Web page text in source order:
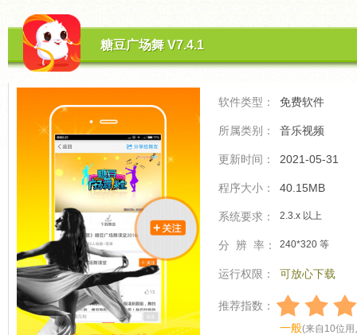
糖豆广场舞 V7.4.1
软件类型： 免费软件
所属类别： 音乐视频
更新时间： 2021-05-31
程序大小： 40.15MB
系统要求： 2.3.x 以上
分 辨 率： 240*320 等
运行权限： 可放心下载
推荐指数：
一般(来自 10位用